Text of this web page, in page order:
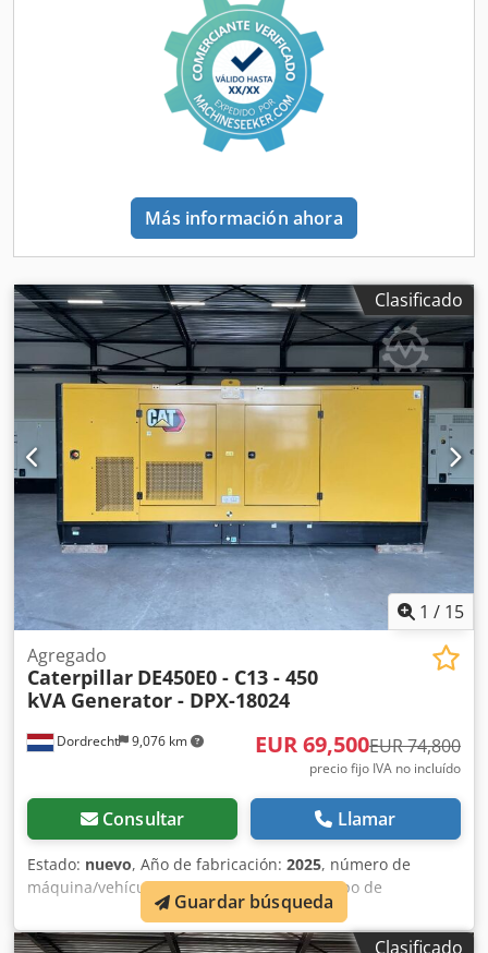
Más información ahora
Clasificado
1 / 15
Dordrecht 9,076 km
Agregado
Caterpillar DE450E0 - C13 - 450
kVA Generator - DPX-18024
EUR 69,500EUR 74,800
precio fijo IVA no incluído
Consultar Llamar
Estado: nuevo, Año de fabricación: 2025, número de
máquina/vehículo:CAT00C13JDH404550, tipo de
diésel , fabricante de motores:
C13, Uso previsto: Construcción Crodpfxowzgxco Amvsf
Clasificado
Guardar búsqueda